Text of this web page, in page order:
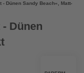
- Dünen Sandy Beach«, Matt-
Dünen